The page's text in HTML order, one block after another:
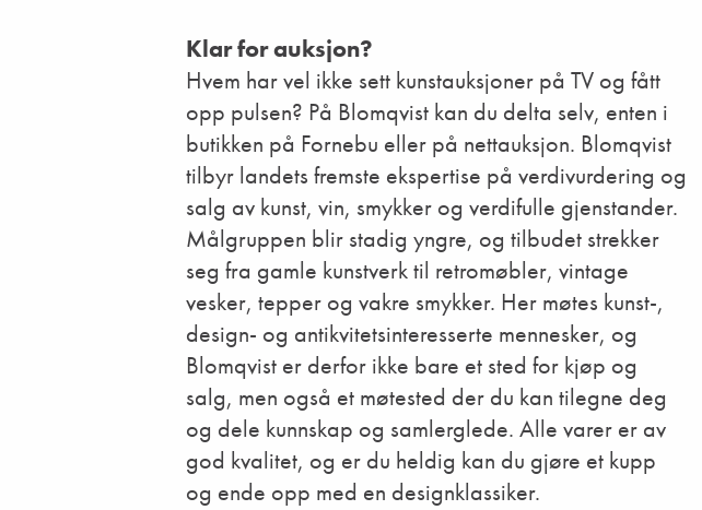
Klar for auksjon?
Hvem har vel ikke sett kunstauksjoner på TV og fått
opp pulsen? På Blomqvist kan du delta selv, enten i
butikken på Fornebu eller på nettauksjon. Blomqvist
tilbyr landets fremste ekspertise på verdivurdering og
salg av kunst, vin, smykker og verdifulle gjenstander.
Målgruppen blir stadig yngre, og tilbudet strekker
seg fra gamle kunstverk til retromøbler, vintage
vesker, tepper og vakre smykker. Her møtes kunst-,
design- og antikvitetsinteresserte mennesker, og
Blomqvist er derfor ikke bare et sted for kjøp og
salg, men også et møtested der du kan tilegne deg
og dele kunnskap og samlerglede. Alle varer er av
god kvalitet, og er du heldig kan du gjøre et kupp
og ende opp med en designklassiker.